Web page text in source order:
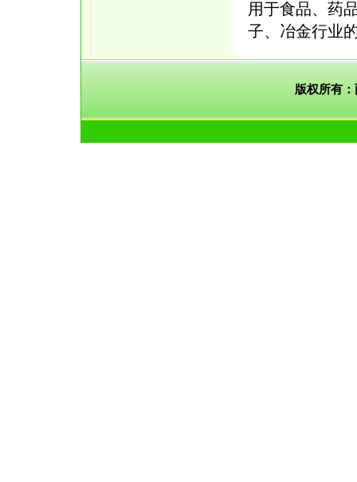
用于食品、药
子、冶金行业
版权所有